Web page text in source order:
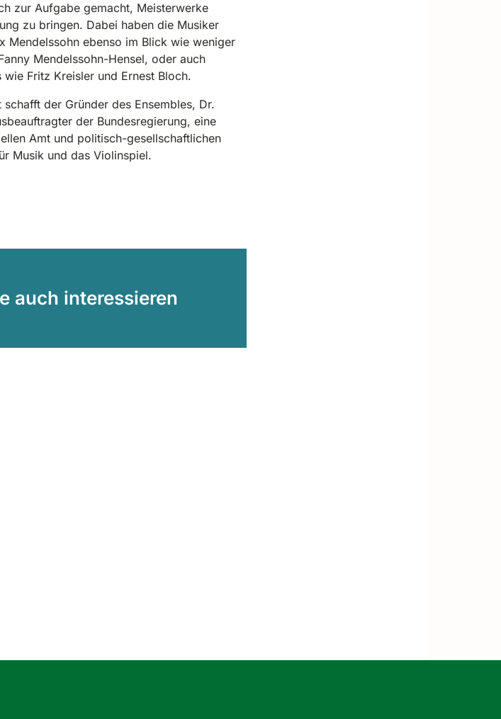
zur Aufgabe gemacht, Meisterwerke
zu bringen. Dabei haben die Musiker
Mendelssohn ebenso im Blick wie weniger
Mendelssohn-Hensel, oder auch
Fritz Kreisler und Ernest Bloch.
der Gründer des Ensembles, Dr.
der Bundesregierung, eine
Amt und politisch-gesellschaftlichen
Musik und das Violinspiel.
auch interessieren